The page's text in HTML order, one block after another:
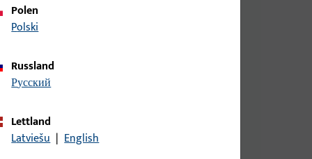
Optional
Optional
Optional
B-1822
Polen
Polski
Russland
русский
Lettland
Latviešu | English